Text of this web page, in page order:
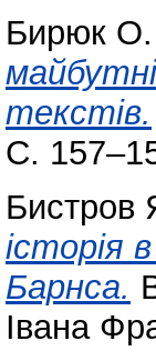
Бирюк
текстів.
С.
Бистров
історія
Барнса.
Івана